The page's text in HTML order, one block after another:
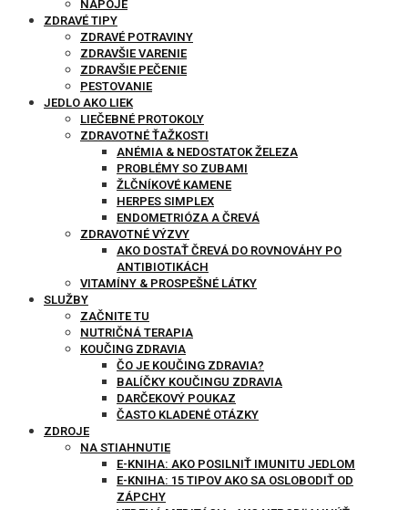
NÁPOJE
ZDRAVÉ TIPY
ZDRAVÉ POTRAVINY
ZDRAVŠIE VARENIE
ZDRAVŠIE PEČENIE
PESTOVANIE
JEDLO AKO LIEK
LIEČEBNÉ PROTOKOLY
ZDRAVOTNÉ ŤAŽKOSTI
ANÉMIA & NEDOSTATOK ŽELEZA
PROBLÉMY SO ZUBAMI
ŽLČNÍKOVÉ KAMENE
HERPES SIMPLEX
ENDOMETRIÓZA A ČREVÁ
ZDRAVOTNÉ VÝZVY
AKO DOSTAŤ ČREVÁ DO ROVNOVÁHY PO
ANTIBIOTIKÁCH
VITAMÍNY & PROSPEŠNÉ LÁTKY
SLUŽBY
ZAČNITE TU
NUTRIČNÁ TERAPIA
KOUČING ZDRAVIA
ČO JE KOUČING ZDRAVIA?
BALÍČKY KOUČINGU ZDRAVIA
DARČEKOVÝ POUKAZ
ČASTO KLADENÉ OTÁZKY
ZDROJE
NA STIAHNUTIE
E-KNIHA: AKO POSILNIŤ IMUNITU JEDLOM
E-KNIHA: 15 TIPOV AKO SA OSLOBODIŤ OD
ZÁPCHY